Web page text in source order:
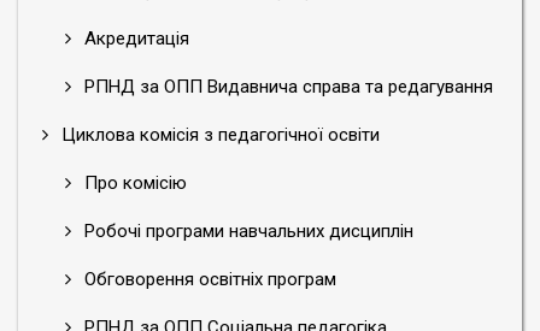
Акредитація
РПНД за ОПП Видавнича справа та редагування
Циклова комісія з педагогічної освіти
Про комісію
Робочі програми навчальних дисциплін
Обговорення освітніх програм